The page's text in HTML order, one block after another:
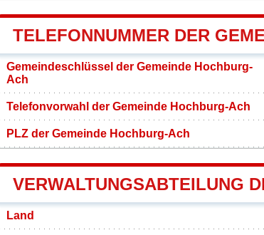
TELEFONNUMMER DER
Gemeindeschlüssel der Gemeinde Hochburg-
Ach
Telefonvorwahl der Gemeinde Hochburg-Ach
PLZ der Gemeinde Hochburg-Ach
VERWALTUNGSABTEILUNG
Land